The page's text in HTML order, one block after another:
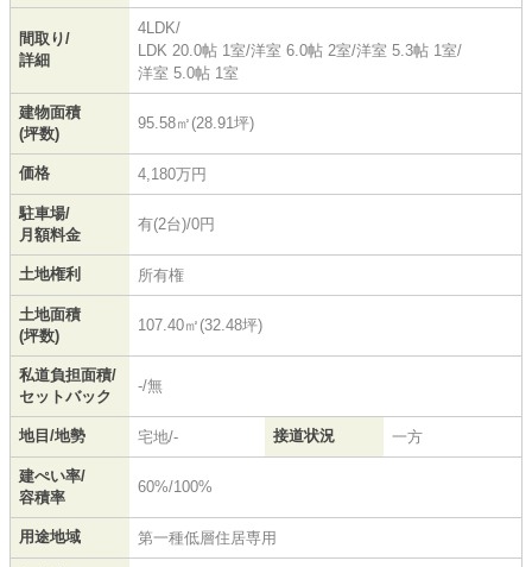
間取り/
詳細
4LDK/
LDK 20.0帖 1室/洋室 6.0帖 2室/洋室 5.3帖 1室/
洋室 5.0帖 1室
建物面積
(坪数)
95.58㎡(28.91坪)
価格 4,180万円
駐車場/
月額料金
有(2台)/0円
土地権利 所有権
土地面積
(坪数)
107.40㎡(32.48坪)
私道負担面積/
セットバック
-/無
地目/地勢 宅地/- 接道状況 一方
建ぺい率/
容積率
60%/100%
用途地域 第一種低層住居専用